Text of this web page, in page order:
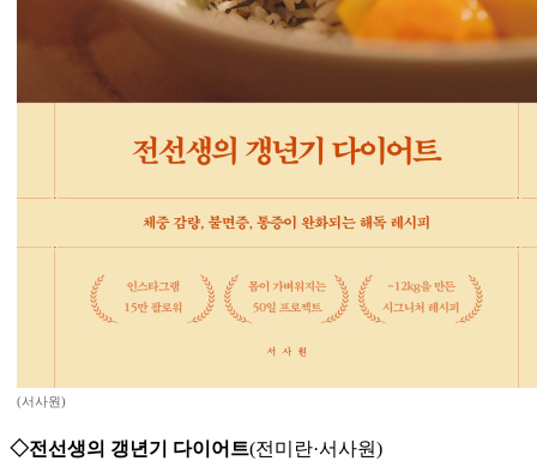
(서사원)
◇전선생의 갱년기 다이어트(전미란·서사원)